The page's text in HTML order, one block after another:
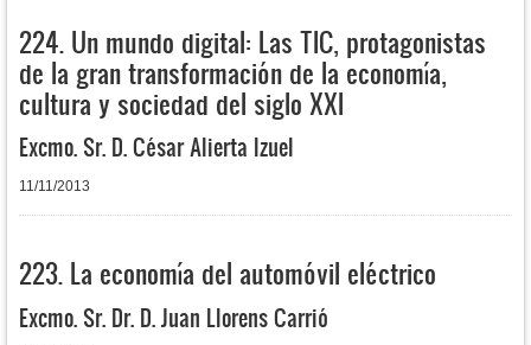
224. Un mundo digital: Las TIC, protagonistas
de la gran transformación de la economía,
cultura y sociedad del siglo XXI
Excmo. Sr. D. César Alierta Izuel
11/11/2013
223. La economía del automóvil eléctrico
Excmo. Sr. Dr. D. Juan Llorens Carrió